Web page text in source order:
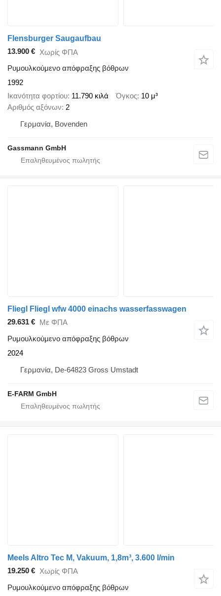
Flensburger Saugaufbau
13.900 € Χωρίς ΦΠΑ
Ρυμουλκούμενο απόφραξης βόθρων
1992
Ικανότητα φορτίου 11.790 κιλά Όγκος 10 μ³
Αριθμός αξόνων 2
Γερμανία, Bovenden
Gassmann GmbH
Fliegl Fliegl wfw 4000 einachs wasserfasswagen
29.631 € Με ΦΠΑ
Ρυμουλκούμενο απόφραξης βόθρων
2024
Γερμανία, De-64823 Gross Umstadt
E-FARM GmbH
Meels Altro Tec M, Vakuum, 1,8m³, 3.600 l/min
19.250 € Χωρίς ΦΠΑ
Ρυμουλκούμενο απόφραξης βόθρων